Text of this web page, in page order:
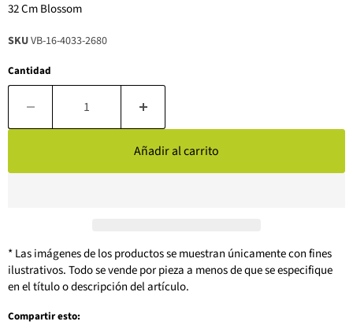
32 Cm Blossom
SKUVB-16-4033-2680
Cantidad
Añadir al carrito
* Las imágenes de los productos se muestran únicamente con fines
ilustrativos. Todo se vende por pieza a menos de que se especifique
en el título o descripción del artículo.
Compartir esto: